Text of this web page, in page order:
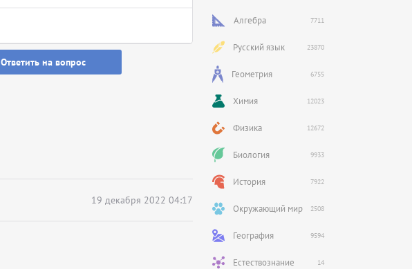
Ответить на вопрос
19 декабря 2022 04:17
Алгебра 7711
Русский язык 23870
Геометрия 6755
Химия 12023
Физика 12672
Биология 9933
История 7922
Окружающий мир 2508
География 9594
Естествознание 14